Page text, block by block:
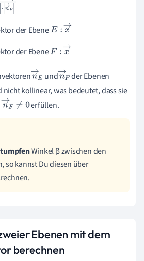
n→E·
der EbeneE:x →
der EbeneF:x →
n→
E
undn→
F
der Ebenen
kollinear, was bedeutet, dass sie
→F≠ 0 erfüllen.
Winkel β zwischen den
so kannst Du diesen über
Ebenen mit dem
berechnen